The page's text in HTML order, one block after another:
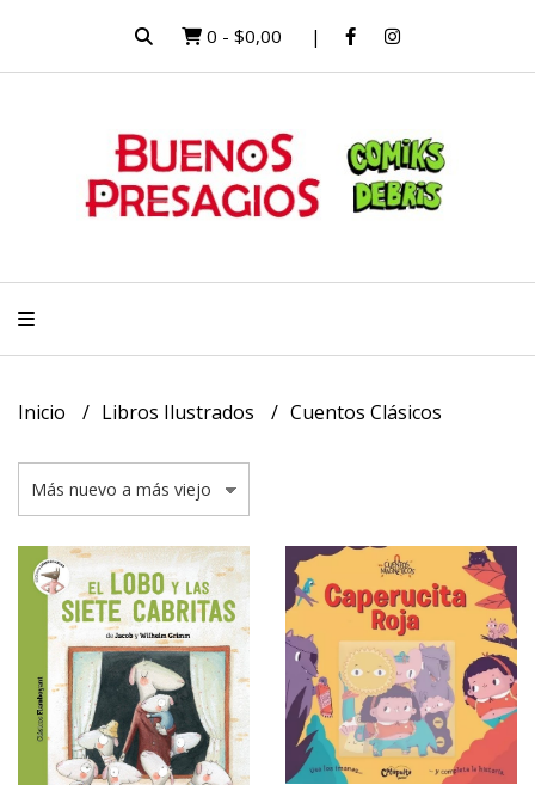
0 - $0,00
Inicio Libros Ilustrados Cuentos Clásicos